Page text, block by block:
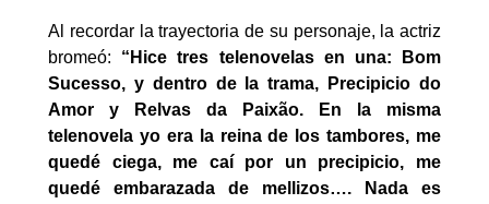
Al recordar la trayectoria de su personaje, la actriz
bromeó: “Hice tres telenovelas en una: Bom
Sucesso, y dentro de la trama, Precipicio do
Amor y Relvas da Paixão. En la misma
telenovela yo era la reina de los tambores, me
quedé ciega, me caí por un precipicio, me
quedé embarazada de mellizos…. Nada es